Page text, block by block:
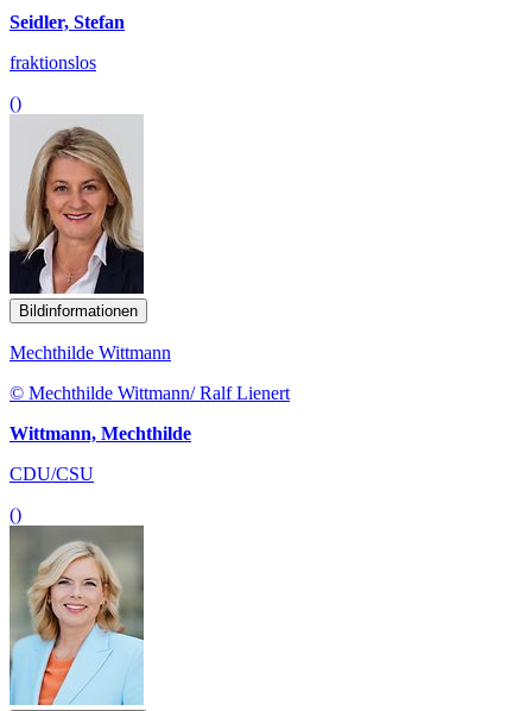
Seidler, Stefan
fraktionslos
()
Bildinformationen
Mechthilde Wittmann
© Mechthilde Wittmann/ Ralf Lienert
Wittmann, Mechthilde
CDU/CSU
()